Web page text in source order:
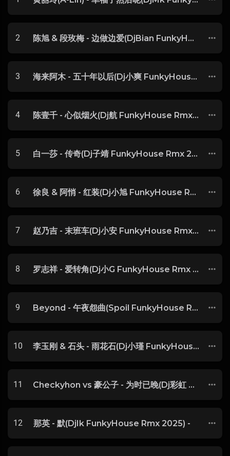
2 陈旭 & 段玫梅 - 边做边爱(DjBian FunkyHouse Rmx 2025)
3 海来阿木 - 五十年以后(Dj小爽 FunkyHouse Rmx 2025) -
4 陈壹千 - 心似烟火(Dj航 FunkyHouse Rmx 2025) -
5 白一莎 - 传奇(Dj子靖 FunkyHouse Rmx 2025) -
6 徐良 & 阿悄 - 红装(Dj小旭 FunkyHouse Rmx 2025)
7 赵乃吉 - 末班车(Dj小安 FunkyHouse Rmx 2025) -
8 罗志祥 - 爱转角(Dj小G FunkyHouse Rmx 2025) -
9 Beyond - 午夜怨曲(Spoil FunkyHouse Rmx 2025 粤语) -
10 李玉刚 & 石头 - 雨花石(Dj小瑾 FunkyHouse Rmx 2025)
11 Checkyhon vs 豪公子 - 为时已晚(Dj彩虹 FunkyHouse Rmx 2025 粤语) -
12 那英 - 默(DjIk FunkyHouse Rmx 2025) -